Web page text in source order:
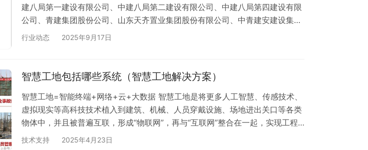
建八局第一建设有限公司、中建八局第二建设有限公司、中建八局第四建设有限
公司、青建集团股份公司、山东天齐置业集团股份有限公司、中青建安建设集团
有限公司、天元建设集团有限公司、山东省建设建工（集团）有限责任公司、山
广联达科技股份有限公司、杭州品茗安控信息技术股份有限公司、山东万群信息
行业动态 2025年9月17日
智慧工地包括哪些系统（智慧工地解决方案）
智慧工地=智能终端+网络+云+大数据 智慧工地是将更多人工智慧、传感技术、
虚拟现实等高科技技术植入到建筑、机械、人员穿戴设施、场地进出关口等各类
物体中，并且被普遍互联，形成“物联网”，再与“互联网”整合在一起，实现工程
管理人员与工程施工现场的整合。 一、目前工地现状 二、智慧工地整体架构
技术支持 2025年4月23日